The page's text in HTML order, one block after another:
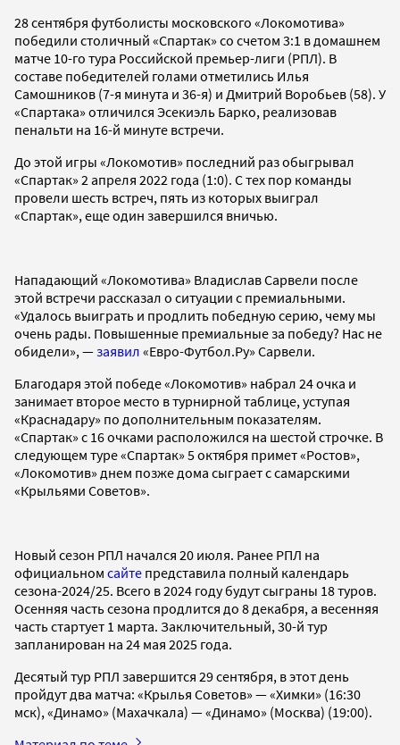
28 сентября футболисты московского «Локомотива»
победили столичный «Спартак» со счетом 3:1 в домашнем
матче 10-го тура Российской премьер-лиги (РПЛ). В
составе победителей голами отметились Илья
Самошников (7-я минута и 36-я) и Дмитрий Воробьев (58). У
«Спартака» отличился Эсекиэль Барко, реализовав
пенальти на 16-й минуте встречи.
До этой игры «Локомотив» последний раз обыгрывал
«Спартак» 2 апреля 2022 года (1:0). С тех пор команды
провели шесть встреч, пять из которых выиграл
«Спартак», еще один завершился вничью.
Нападающий «Локомотива» Владислав Сарвели после
этой встречи рассказал о ситуации с премиальными.
«Удалось выиграть и продлить победную серию, чему мы
очень рады. Повышенные премиальные за победу? Нас не
обидели», —заявил «Евро-Футбол.Ру» Сарвели.
Благодаря этой победе «Локомотив» набрал 24 очка и
занимает второе место в турнирной таблице, уступая
«Краснадару» по дополнительным показателям.
«Спартак» с 16 очками расположился на шестой строчке. В
следующем туре «Спартак» 5 октября примет «Ростов»,
«Локомотив» днем позже дома сыграет с самарскими
«Крыльями Советов».
Новый сезон РПЛ начался 20 июля. Ранее РПЛ на
официальном сайте представила полный календарь
сезона-2024/25. Всего в 2024 году будут сыграны 18 туров.
Осенняя часть сезона продлится до 8 декабря, а весенняя
часть стартует 1 марта. Заключительный, 30-й тур
запланирован на 24 мая 2025 года.
Десятый тур РПЛ завершится 29 сентября, в этот день
пройдут два матча: «Крылья Советов» — «Химки» (16:30
мск), «Динамо» (Махачкала) — «Динамо» (Москва) (19:00).